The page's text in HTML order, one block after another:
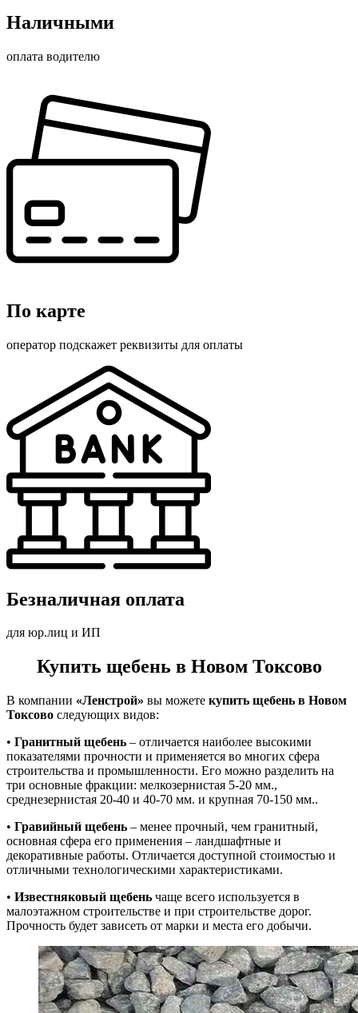
Наличными
оплата водителю
По карте
оператор подскажет реквизиты для оплаты
Безналичная оплата
для юр.лиц и ИП
Купить щебень в Новом Токсово
В компании «Ленстрой» вы можете купить щебень в Новом
Токсово следующих видов:
• Гранитный щебень – отличается наиболее высокими
показателями прочности и применяется во многих сфера
строительства и промышленности. Его можно разделить на
три основные фракции: мелкозернистая 5-20 мм.,
среднезернистая 20-40 и 40-70 мм. и крупная 70-150 мм..
• Гравийный щебень – менее прочный, чем гранитный,
основная сфера его применения – ландшафтные и
декоративные работы. Отличается доступной стоимостью и
отличными технологическими характеристиками.
• Известняковый щебень чаще всего используется в
малоэтажном строительстве и при строительстве дорог.
Прочность будет зависеть от марки и места его добычи.